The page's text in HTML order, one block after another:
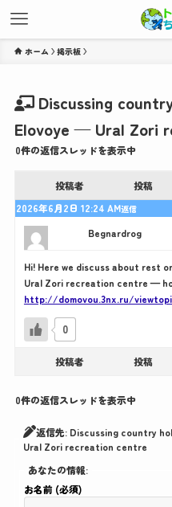
ホーム
Discussing
Elovoye — Ural Zori
0件の返信スレッドを表示中
投稿者
投稿
2026年6月2日 12:24 AM返信
Begnardrog
Hi! Here we discuss about rest
Ural Zori recreation centre —
http://domovou.3nx.ru/
0
投稿者 投稿
0件の返信スレッドを表示中
返信先: Discussing country
Ural Zori recreation centre
あなたの情報:
お名前 (必須)